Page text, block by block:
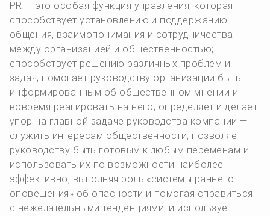
PR — это особая функция управления, которая
способствует установлению и поддержанию
общения, взаимопонимания и сотрудничества
между организацией и общественностью;
способствует решению различных проблем и
задач; помогает руководству организации быть
информированным об общественном мнении и
вовремя реагировать на него; определяет и делает
упор на главной задаче руководства компании —
служить интересам общественности; позволяет
руководству быть готовым к любым переменам и
использовать их по возможности наиболее
эффективно, выполняя роль «системы раннего
оповещения» об опасности и помогая справиться
с нежелательными тенденциями, и использует